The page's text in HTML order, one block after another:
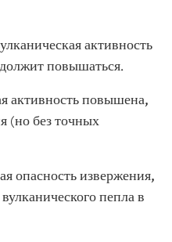
активность
повышаться.
активность повышена,
(но без точных
опасность извержения,
пепла в